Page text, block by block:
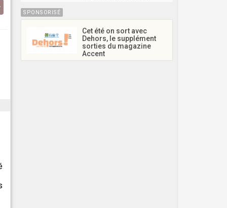
SPONSORISÉ
Cet été on sort avec
Dehors, le supplément
sorties du magazine
Accent